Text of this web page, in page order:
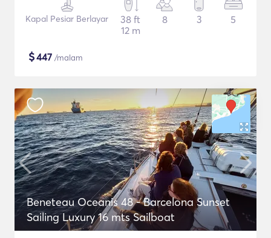
Kapal Pesiar Berlayar
38 ft
12 m
8 3 5
$447 /malam
Beneteau Oceanis 48 - Barcelona Sunset
Sailing Luxury 16 mts Sailboat